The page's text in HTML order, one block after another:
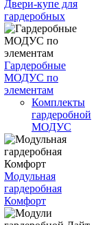
Двери-купе для
гардеробных
Гардеробные
МОДУС по
элементам
Комплекты
гардеробной
МОДУС
Модульная
гардеробная
Комфорт